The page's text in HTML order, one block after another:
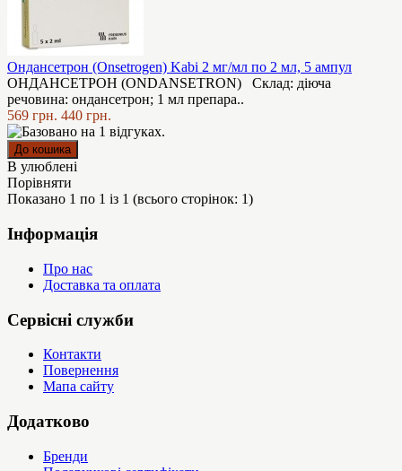
Ондансетрон (Onsetrogen) Kabi 2 мг/мл по 2 мл, 5 ампул
ОНДАНСЕТРОН (ONDANSETRON) Склад: діюча
речовина: ондансетрон; 1 мл препара..
569 грн. 440 грн.
В улюблені
Порівняти
Показано 1 по 1 із 1 (всього сторінок: 1)
Інформація
Про нас
Доставка та оплата
Сервісні служби
Контакти
Повернення
Мапа сайту
Додатково
Бренди